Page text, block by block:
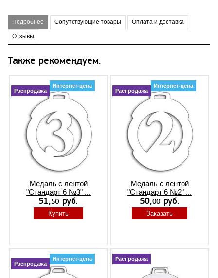
Подробнее Сопутствующие товары Оплата и доставка
Отзывы
Также рекомендуем:
Распродажа
Интернет-цена
Медаль с лентой
"Стандарт 6 №3" ...
Купить
Распродажа
Интернет-цена
Медаль с лентой
"Стандарт 6 №2" ...
Заказать
Распродажа
Интернет-цена Распродажа